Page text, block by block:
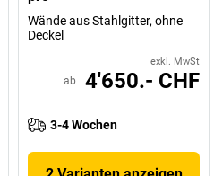
Wände aus Stahlgitter, ohne
Deckel
exkl. MwSt
ab 4'650.- CHF
3-4 Wochen